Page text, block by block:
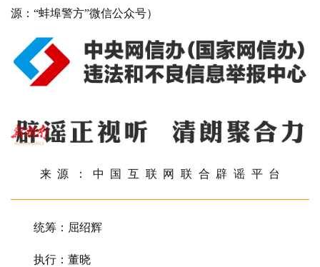
源：“蚌埠警方”微信公众号）
来源：中国互联网联合辟谣平台
统筹：屈绍辉
执行：董晓